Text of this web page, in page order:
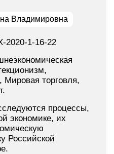
Владимировна
2020-1-16-22
Мировая торговля,
процессы,
экономике, их
Российской